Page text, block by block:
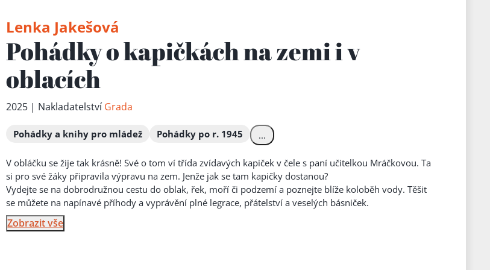
Lenka Jakešová
Pohádky o kapičkách na zemi i v
oblacích
2025 | NakladatelstvíGrada
Pohádky a knihy pro mládež Pohádky po r. 1945 ...
V obláčku se žije tak krásně! Své o tom ví třída zvídavých kapiček v čele s paní učitelkou Mráčkovou. Ta
si pro své žáky připravila výpravu na zem. Jenže jak se tam kapičky dostanou?
Vydejte se na dobrodružnou cestu do oblak, řek, moří či podzemí a poznejte blíže koloběh vody. Těšit
se můžete na napínavé příhody a vyprávění plné legrace, přátelství a veselých básniček.
Zobrazit vše